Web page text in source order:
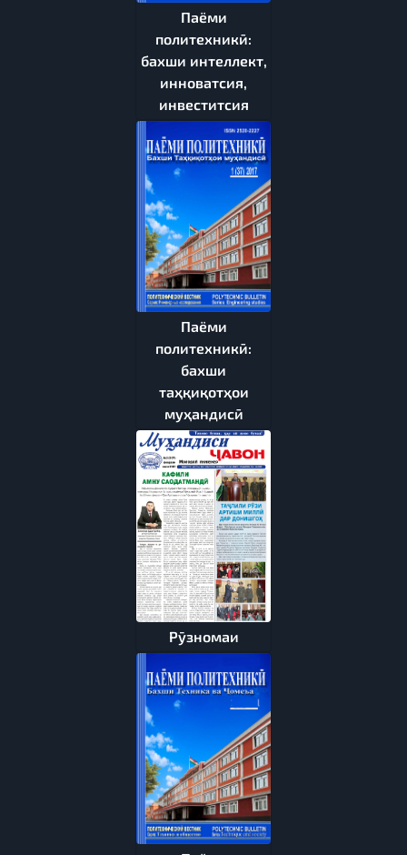
Паёми
политехникӣ:
бахши интеллект,
инноватсия,
инвеститсия
Паёми
политехникӣ:
бахши
таҳқиқотҳои
муҳандисӣ
Рӯзномаи